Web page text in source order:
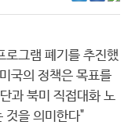
로그램 폐기를 추진했
국의 정책은 목표를
과 북미 직접대화 노
것을 의미한다"